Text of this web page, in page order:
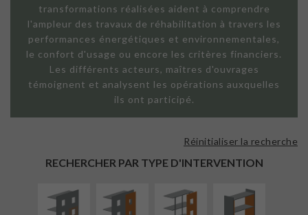
transformations réalisées aident à comprendre
l'ampleur des travaux de réhabilitation à travers les
performances énergétiques et environnementales,
le confort d'usage ou encore les critères financiers.
Les différents acteurs, maîtres d'ouvrages
témoignent et analysent les opérations auxquelles
ils ont participé.
RECHERCHER PAR TYPE D'INTERVENTION
Réinitialiser la recherche
EXTÉRIEURE
FAÇADE SUR
LINÉAIRE
ISOLATION
INTÉRIEURE
RÉFECTION DES
TOITURES